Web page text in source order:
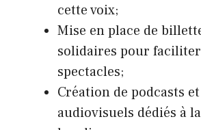
cette voix;
Mise en place de
solidaires pour faciliter
spectacles;
Création de podcasts
audiovisuels dédiés à